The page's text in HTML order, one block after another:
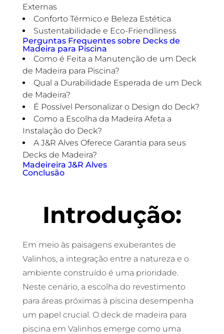
Externas
Conforto Térmico e Beleza Estética
Sustentabilidade e Eco-Friendliness
Perguntas Frequentes sobre Decks de
Madeira para Piscina
Como é Feita a Manutenção de um Deck
de Madeira para Piscina?
Qual a Durabilidade Esperada de um Deck
de Madeira?
É Possível Personalizar o Design do Deck?
Como a Escolha da Madeira Afeta a
Instalação do Deck?
A J&R Alves Oferece Garantia para seus
Decks de Madeira?
Madeireira J&R Alves
Conclusão
Introdução:
Em meio às paisagens exuberantes de
Valinhos, a integração entre a natureza e o
ambiente construído é uma prioridade.
Neste cenário, a escolha do revestimento
para áreas próximas à piscina desempenha
um papel crucial. O deck de madeira para
piscina em Valinhos emerge como uma